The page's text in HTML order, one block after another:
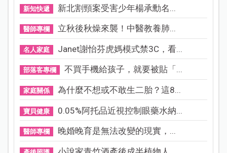
新知快遞 新北割頸案受害少年楊承勳名...
醫師專欄 立秋後秋燥來襲！中醫教養肺...
名人家庭 Janet謝怡芬虎媽模式禁3C，看...
部落客專欄 不買手機給孩子，就要被貼「...
家庭關係 為什麼不想或不敢生二胎？這8...
寶貝健康 0.05%阿托品近視控制眼藥水納...
醫師專欄 晚婚晚育是無法改變的現實，...